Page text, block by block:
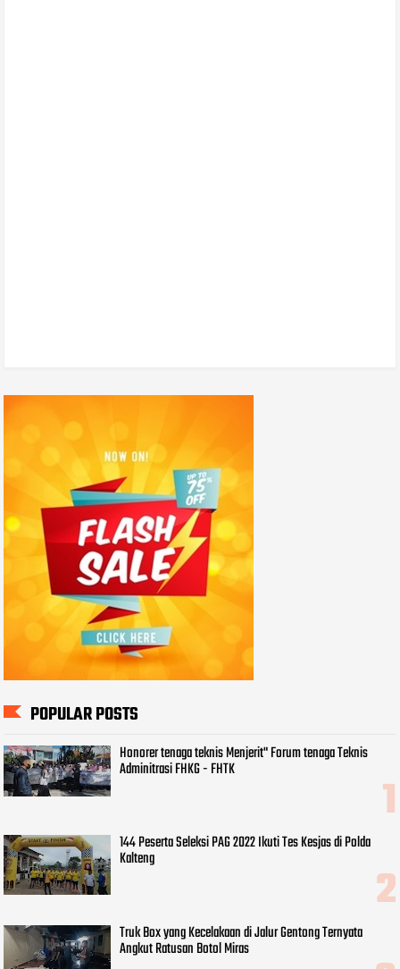
POPULAR POSTS
Honorer tenaga teknis Menjerit" Forum tenaga Teknis
Adminitrasi FHKG - FHTK
144 Peserta Seleksi PAG 2022 Ikuti Tes Kesjas di Polda
Kalteng
Truk Box yang Kecelakaan di Jalur Gentong Ternyata
Angkut Ratusan Botol Miras